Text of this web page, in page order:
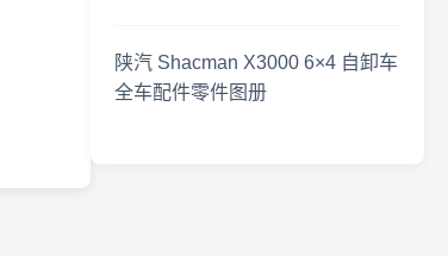
陕汽 Shacman X3000 6×4 自卸车
全车配件零件图册